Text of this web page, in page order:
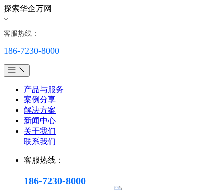
探索华企万网
客服热线：
186-7230-8000
产品与服务
案例分享
解决方案
新闻中心
关于我们
联系我们
客服热线：
186-7230-8000